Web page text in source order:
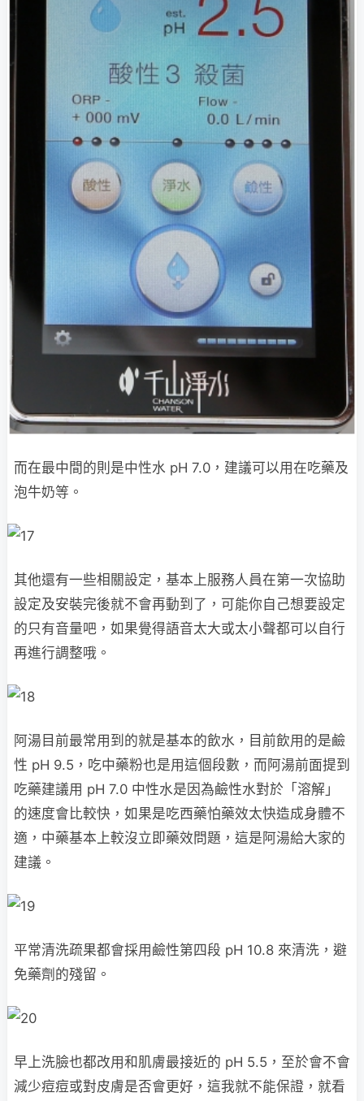
而在最中間的則是中性水 pH 7.0，建議可以用在吃藥及
泡牛奶等。
其他還有一些相關設定，基本上服務人員在第一次協助
設定及安裝完後就不會再動到了，可能你自己想要設定
的只有音量吧，如果覺得語音太大或太小聲都可以自行
再進行調整哦。
阿湯目前最常用到的就是基本的飲水，目前飲用的是鹼
性 pH 9.5，吃中藥粉也是用這個段數，而阿湯前面提到
吃藥建議用 pH 7.0 中性水是因為鹼性水對於「溶解」
的速度會比較快，如果是吃西藥怕藥效太快造成身體不
適，中藥基本上較沒立即藥效問題，這是阿湯給大家的
建議。
平常清洗疏果都會採用鹼性第四段 pH 10.8 來清洗，避
免藥劑的殘留。
早上洗臉也都改用和肌膚最接近的 pH 5.5，至於會不會
減少痘痘或對皮膚是否會更好，這我就不能保證，就看